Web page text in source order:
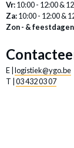
Vr:10:00 - 12:00 &
Za:10:00 - 12:00 &
Zon - &
E | logistiek@ygo.be
T | 03 432 03 07